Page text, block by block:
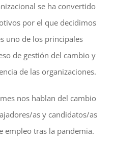
se ha convertido
por el que decidimos
uno de los principales
de gestión del cambio y
de las organizaciones.
nos hablan del cambio
as y candidatos/as
empleo tras la pandemia.